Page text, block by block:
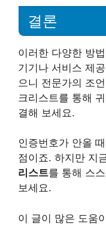
결론
이러한 다양한 방
기기나 서비스 제
으니 전문가의 조
크리스트를 통해
결해 보세요.
인증번호가 안올
점이죠. 하지만 지
리스트를 통해 스
보세요.
이 글이 많은 도움